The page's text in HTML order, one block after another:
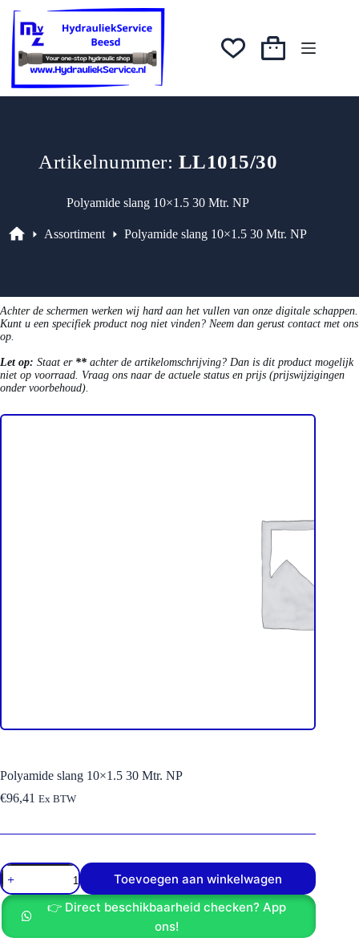
naar
inhoud
Winkelwagen
Artikelnummer: LL1015/30
Polyamide slang 10×1.5 30 Mtr. NP
Assortiment Polyamide slang 10×1.5 30 Mtr. NP
Achter de schermen werken wij hard aan het vullen van onze digitale schappen.
Kunt u een specifiek product nog niet vinden? Neem dan gerust contact met ons
op.
Let op: Staat er ** achter de artikelomschrijving? Dan is dit product mogelijk
niet op voorraad. Vraag ons naar de actuele status en prijs (prijswijzigingen
onder voorbehoud).
Polyamide slang 10×1.5 30 Mtr. NP
€96,41 Ex BTW
Polyamide
slang
10x1.5
Mtr.
NP
Toevoegen aan winkelwagen
👉 Direct beschikbaarheid checken? App
ons!